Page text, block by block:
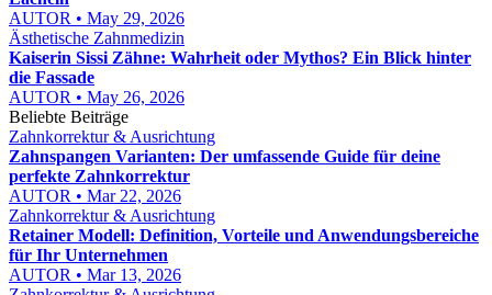
AUTOR • May 29, 2026
Ästhetische Zahnmedizin
Kaiserin Sissi Zähne: Wahrheit oder Mythos? Ein Blick hinter
die Fassade
AUTOR • May 26, 2026
Beliebte Beiträge
Zahnkorrektur & Ausrichtung
Zahnspangen Varianten: Der umfassende Guide für deine
perfekte Zahnkorrektur
AUTOR • Mar 22, 2026
Zahnkorrektur & Ausrichtung
Retainer Modell: Definition, Vorteile und Anwendungsbereiche
für Ihr Unternehmen
AUTOR • Mar 13, 2026